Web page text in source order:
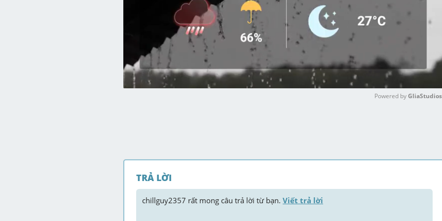
e
Powered by GliaStudios
TRẢ LỜI
chillguy2357 rất mong câu trả lời từ bạn. Viết trả lời